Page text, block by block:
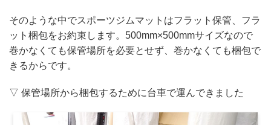
そのような中でスポーツジムマットはフラット保管、フラ
ット梱包をお約束します。500mm×500mmサイズなので
巻かなくても保管場所を必要とせず、巻かなくても梱包で
きるからです。
▽ 保管場所から梱包するために台車で運んできました